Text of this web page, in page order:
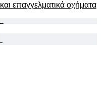
και επαγγελματικά οχήματα